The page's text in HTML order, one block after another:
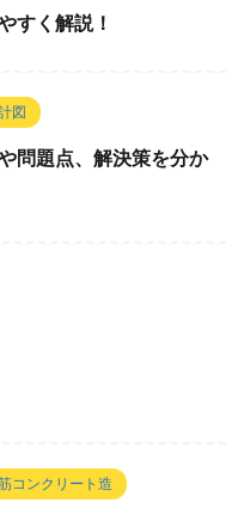
すく解説！
図
問題点、解決策を分か
コンクリート造